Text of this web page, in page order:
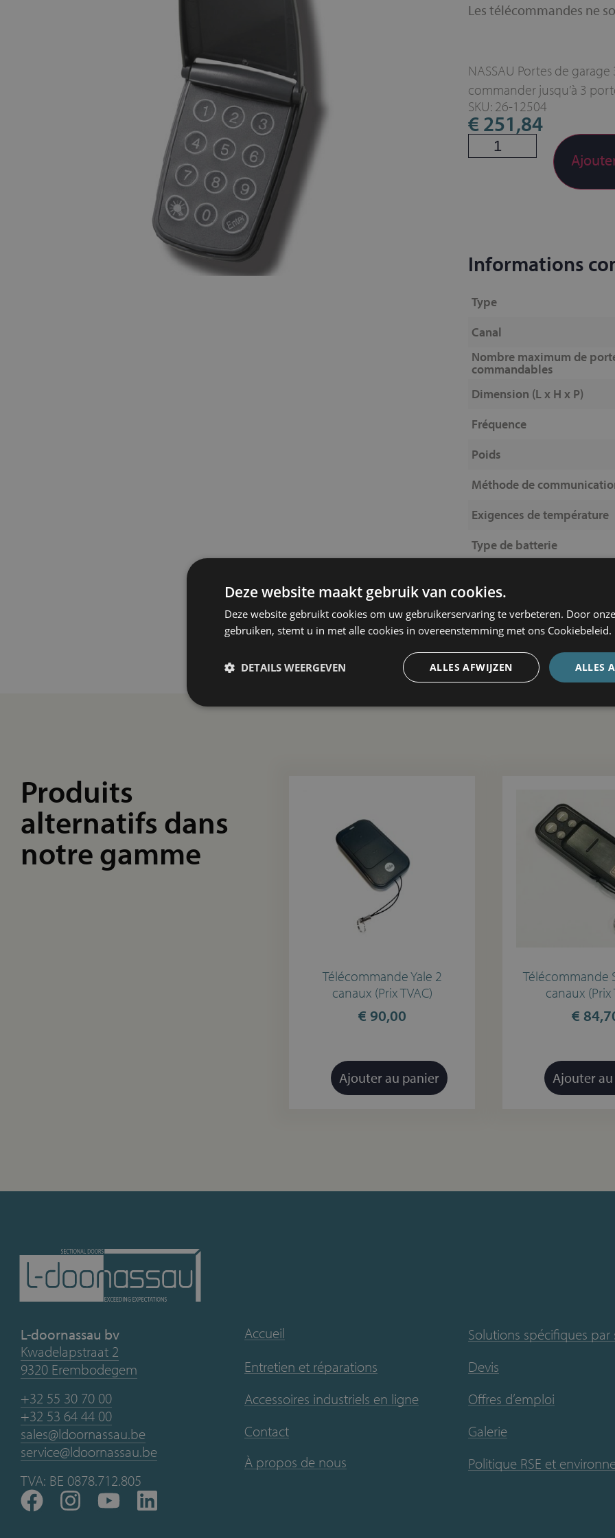
Les télécommandes ne
NASSAU Portes de
commander jusqu’à 3
SKU: 26-12504
€251,84
Informations
Type
Canal
Nombre maximum de
commandables
Dimension (L x H x P)
Fréquence
Poids
Méthode de
Exigences de température
Type de batterie
Produits
alternatifs dans
notre gamme
Télécommande Yale 2
canaux (Prix TVAC)
€ 90,00
Ajouter au panier
Télécommande
canaux (Prix
€
Ajouter
L-doornassau bv
Kwadelapstraat 2
9320 Erembodegem
+32 55 30 70 00
+32 53 64 44 00
sales@ldoornassau.be
service@ldoornassau.be
TVA: BE 0878.712.805
Accueil
Entretien et réparations
Accessoires industriels en ligne
Contact
À propos de nous
Solutions spécifiques par
Devis
Offres d’emploi
Galerie
Politique RSE et
Deze website maakt gebruik van cookies.
Deze website gebruikt cookies om uw gebruikerservaring te verbeteren. Door
gebruiken, stemt u in met alle cookies in overeenstemming met ons Cookiebeleid.
ALLES
ALLES AFWIJZEN
DETAILS WEERGEVEN